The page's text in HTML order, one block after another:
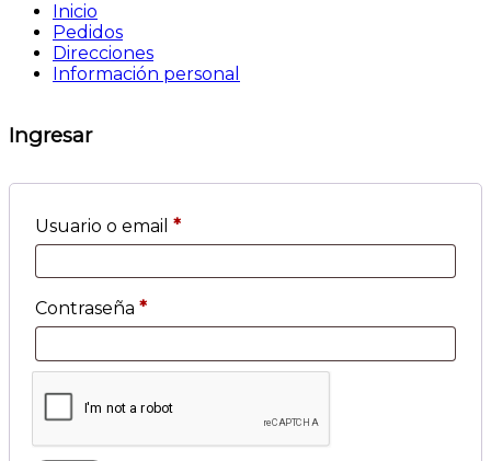
Inicio
Pedidos
Direcciones
Información personal
Ingresar
Usuario o email *
Contraseña *